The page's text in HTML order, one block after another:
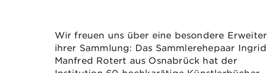
Wir freuen uns über eine besondere
ihrer Sammlung: Das Sammlerehepaar
Manfred Rotert aus Osnabrück hat der